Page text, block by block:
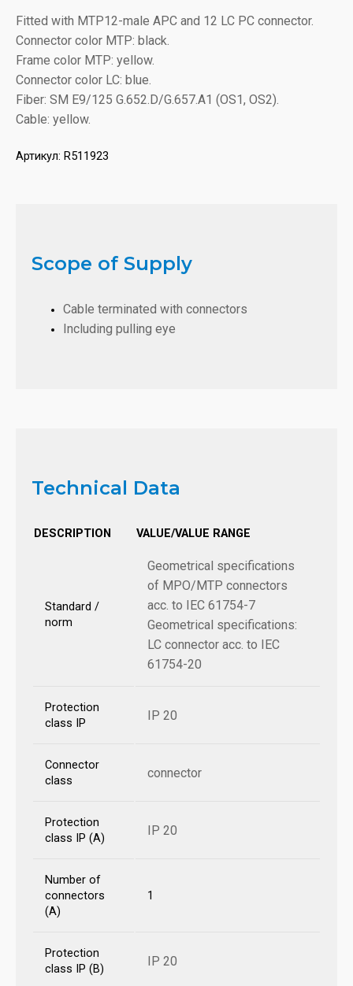
Fitted with MTP12-male APC and 12 LC PC connector.
Connector color MTP: black.
Frame color MTP: yellow.
Connector color LC: blue.
Fiber: SM E9/125 G.652.D/G.657.A1 (OS1, OS2).
Cable: yellow.
Артикул: R511923
Scope of Supply
Cable terminated with connectors
Including pulling eye
Technical Data
DESCRIPTION VALUE/VALUE RANGE
Standard /
norm
Geometrical specifications
of MPO/MTP connectors
acc. to IEC 61754-7
Geometrical specifications:
LC connector acc. to IEC
61754-20
Protection
class IP
IP 20
Connector
class
connector
Protection
class IP (A)
IP 20
Number of
connectors
(A)
1
Protection
class IP (B)
IP 20